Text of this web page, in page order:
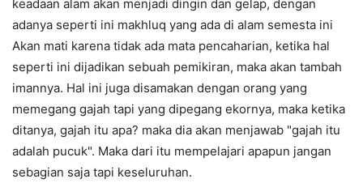
keadaan alam akan menjadi dingin dan gelap, dengan
adanya seperti ini makhluq yang ada di alam semesta ini
Akan mati karena tidak ada mata pencaharian, ketika hal
seperti ini dijadikan sebuah pemikiran, maka akan tambah
imannya. Hal ini juga disamakan dengan orang yang
memegang gajah tapi yang dipegang ekornya, maka ketika
ditanya, gajah itu apa? maka dia akan menjawab "gajah itu
adalah pucuk". Maka dari itu mempelajari apapun jangan
sebagian saja tapi keseluruhan.